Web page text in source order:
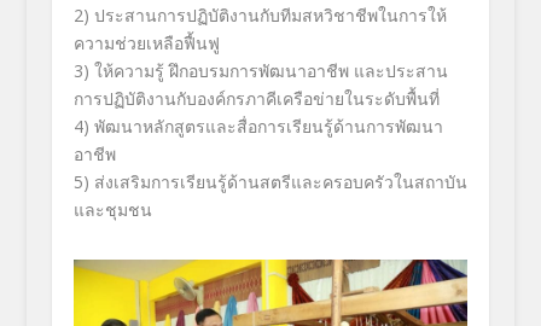
2) ประสานการปฏิบัติงานกับทีมสหวิชาชีพในการให้
ความช่วยเหลือฟื้นฟู
3) ให้ความรู้ ฝึกอบรมการพัฒนาอาชีพ และประสาน
การปฏิบัติงานกับองค์กรภาคีเครือข่ายในระดับพื้นที่
4) พัฒนาหลักสูตรและสื่อการเรียนรู้ด้านการพัฒนา
อาชีพ
5) ส่งเสริมการเรียนรู้ด้านสตรีและครอบครัวในสถาบัน
และชุมชน